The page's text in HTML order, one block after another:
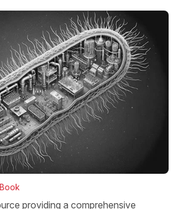
providing a comprehensive